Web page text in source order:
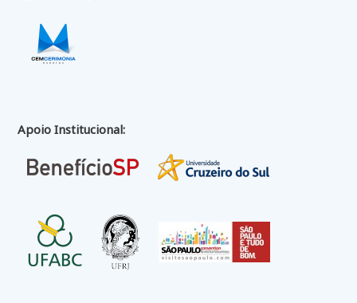
Apoio Institucional: